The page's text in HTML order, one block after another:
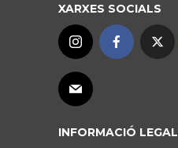
XARXES SOCIALS
INFORMACIÓ LEGAL